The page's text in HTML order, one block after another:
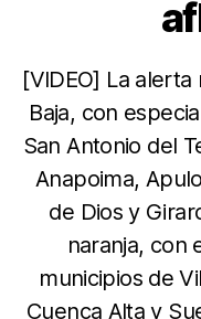
[VIDEO] La
Baja, con
San Antonio del
Anapoima,
de Dios y
naranja, con
municipios de
Cuenca Alta y